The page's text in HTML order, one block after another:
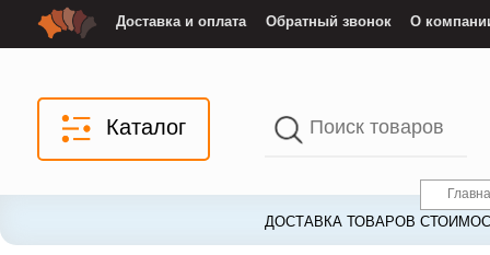
Доставка и оплата Обратный звонок О
Каталог
ДОСТАВКА ТОВАРОВ